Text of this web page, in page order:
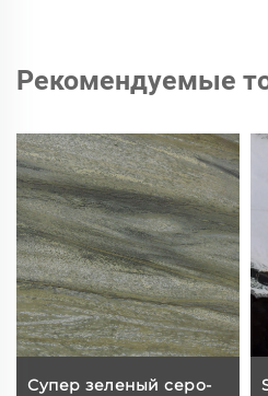
Рекомендуемые
Супер зеленый серо-